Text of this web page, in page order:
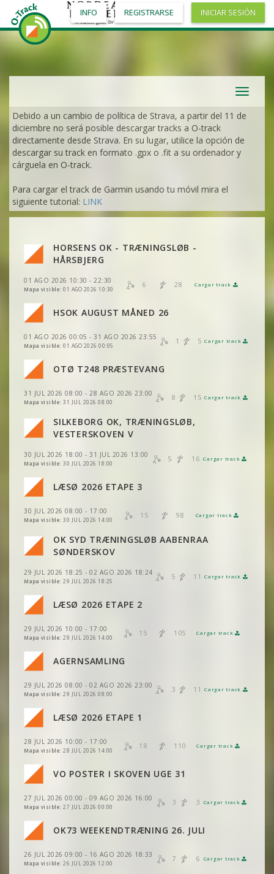
Toggle
Debido a un cambio de política de Strava, a partir del 11 de
diciembre no será posible descargar tracks a O-track
directamente desde Strava. En su lugar, utilice la opción de
descargar su track en formato .gpx o .fit a su ordenador y
cárguela en O-track.
Para cargar el track de Garmin usando tu móvil mira el
siguiente tutorial: LINK
HORSENS OK - TRÆNINGSLØB -
HÅRSBJERG
01 AGO 2026 10:30 - 22:30
Mapa visible: 01 AGO 2026 10:30
6 28 Cargar track
VER 2DRERUN
VER 2DRERUN
VER 2DRERUN
VER 2DRERUN
VER 2DRERUN
HSOK AUGUST MÅNED 26
01 AGO 2026 00:05 - 31 AGO 2026 23:55
Mapa visible: 01 AGO 2026 00:05
1 5 Cargar track
VER 2DRERUN
OTØ T248 PRÆSTEVANG
31 JUL 2026 08:00 - 28 AGO 2026 23:00
Mapa visible: 31 JUL 2026 08:00
8 15 Cargar track
VER 2DRERUN
VER 2DRERUN
VER
VER 2DRERUN
VER 2DRERUN
VER 2DRERUN
SILKEBORG OK, TRÆNINGSLØB,
VESTERSKOVEN V
30 JUL 2026 18:00 - 31 JUL 2026 13:00
Mapa visible: 30 JUL 2026 18:00
5 16 Cargar track
VER 2DRERUN
VER 2DRERUN
VER 2DRERUN
VER 2DRERUN
VER 2DRERUN
LÆSØ 2026 ETAPE 3
30 JUL 2026 08:00 - 17:00
Mapa visible: 30 JUL 2026 14:00
15 98 Cargar track
VER 2DRERUN
VER 2DRERUN
VER 2DRERUN
VER 2DRERUN
VER 2DRERUN
VER
VER 2DRERUN
VER 2DRERUN
VER 2DRERUN
VER 2DRERUN
VER 2DRERUN
OK SYD TRÆNINGSLØB AABENRAA
SØNDERSKOV
29 JUL 2026 18:25 - 02 AGO 2026 18:24
Mapa visible: 29 JUL 2026 18:25
5 11 Cargar track
VER 2DRERUN
VER 2DRERUN
VER 2DRERUN
VER 2DRERUN
VER 2DRERUN
LÆSØ 2026 ETAPE 2
29 JUL 2026 10:00 - 17:00
Mapa visible: 29 JUL 2026 14:00
15 105 Cargar track
VER 2DRERUN
VER 2DRERUN
VER 2DRERUN
VER
VER
VER
VER 2DRERUN
VER 2DRERUN
VER 2DRERUN
VER 2DRERUN
VER 2DRERUN
AGERNSAMLING
29 JUL 2026 08:00 - 02 AGO 2026 23:00
Mapa visible: 29 JUL 2026 08:00
3 11 Cargar track
VER 2DRERUN
VER 2DRERUN
VER 2DRERUN
LÆSØ 2026 ETAPE 1
28 JUL 2026 10:00 - 17:00
Mapa visible: 28 JUL 2026 14:00
18 110 Cargar track
VER 2DRERUN
VER
VER 2DRERUN
VER 2DRERUN
VER 2DRERUN
VER 2DRERUN
VER 2DRERUN
VER
VER
VER 2DRERUN
VER 2DRERUN
VER 2DRERUN
VO POSTER I SKOVEN UGE 31
27 JUL 2026 00:00 - 09 AGO 2026 16:00
Mapa visible: 27 JUL 2026 00:00
3 3 Cargar track
VER 2DRERUN
VER 2DRERUN
VER 2DRERUN
OK73 WEEKENDTRÆNING 26. JULI
26 JUL 2026 09:00 - 16 AGO 2026 18:33
Mapa visible: 26 JUL 2026 12:00
7 6 Cargar track
VER
VER
VER 2DRERUN
VER 2DRERUN
VER 2DRERUN
VER 2DRERUN
VER 2DRERUN
INFO REGISTRARSE INICIAR SESIÓN